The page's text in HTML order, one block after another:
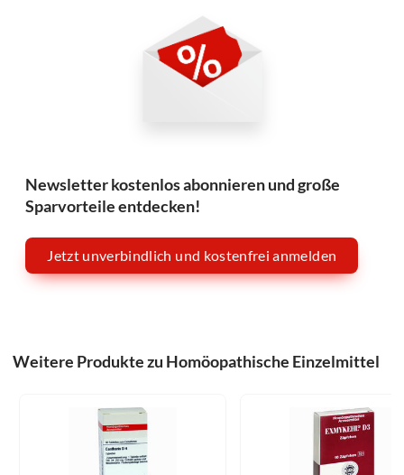
Newsletter kostenlos abonnieren und große
Sparvorteile entdecken!
Jetzt unverbindlich und kostenfrei anmelden
Weitere Produkte zu Homöopathische Einzelmittel